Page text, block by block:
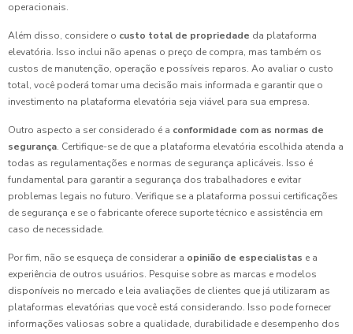
operacionais.
Além disso, considere o custo total de propriedade da plataforma
elevatória. Isso inclui não apenas o preço de compra, mas também os
custos de manutenção, operação e possíveis reparos. Ao avaliar o custo
total, você poderá tomar uma decisão mais informada e garantir que o
investimento na plataforma elevatória seja viável para sua empresa.
Outro aspecto a ser considerado é a conformidade com as normas de
segurança. Certifique-se de que a plataforma elevatória escolhida atenda a
todas as regulamentações e normas de segurança aplicáveis. Isso é
fundamental para garantir a segurança dos trabalhadores e evitar
problemas legais no futuro. Verifique se a plataforma possui certificações
de segurança e se o fabricante oferece suporte técnico e assistência em
caso de necessidade.
Por fim, não se esqueça de considerar a opinião de especialistas e a
experiência de outros usuários. Pesquise sobre as marcas e modelos
disponíveis no mercado e leia avaliações de clientes que já utilizaram as
plataformas elevatórias que você está considerando. Isso pode fornecer
informações valiosas sobre a qualidade, durabilidade e desempenho dos